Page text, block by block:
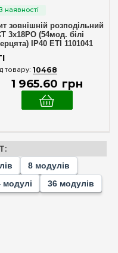
зовнішній розподільний
3x18PO (54мод. білі
IP40 ETI 1101041
10468
1 965.60 грн
8 модулів
модулі
36 модулів